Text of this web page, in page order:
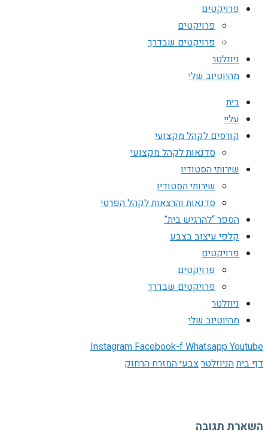
פרויקטים
פרויקטים
פרויקטים שבדרך
ניוזלטר
מהיוטיוב שלי
בית
עליי
קורסים לקהל מקצועי
סדנאות לקהל מקצועי
שירותי הסטודיו
שירותי הסטודיו
סדנאות והרצאות לקהל הפרטי
הספר “להרגיש בית”
קלפי עיצוב בצבע
פרויקטים
פרויקטים
פרויקטים שבדרך
ניוזלטר
מהיוטיוב שלי
InstagramFacebook-fWhatsappYoutube
דף ביתהניוזלטרצבעי המזרח הרחוק
השארת תגובה